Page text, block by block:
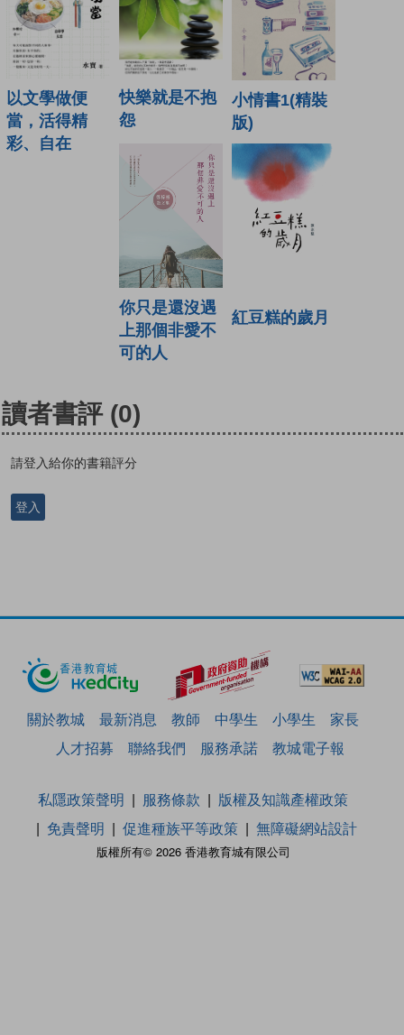
以文學做便
當，活得精
彩、自在
快樂就是不抱
怨
小情書1(精裝
版)
你只是還沒遇
上那個非愛不
可的人
紅豆糕的歲月
讀者書評 (0)
請登入給你的書籍評分
登入
關於教城 最新消息 教師 中學生 小學生
家長
人才招募
聯絡我們 服務承諾 教城電子報
版權所有© 2026 香港教育城有限公司
私隱政策聲明 服務條款
版權及知識產權政策
免責聲明
促進種族平等政策 無障礙網站設計